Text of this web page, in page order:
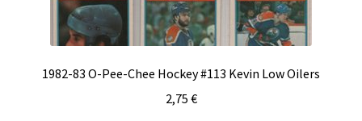
1982-83 O-Pee-Chee Hockey #113 Kevin Low Oilers
2,75 €